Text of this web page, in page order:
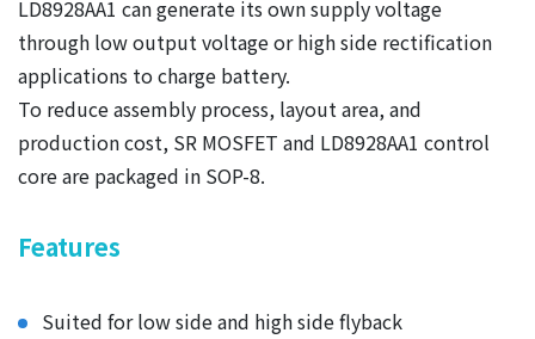
LD8928AA1 can generate its own supply voltage
through low output voltage or high side rectification
applications to charge battery.
To reduce assembly process, layout area, and
production cost, SR MOSFET and LD8928AA1 control
core are packaged in SOP-8.
Features
Suited for low side and high side flyback